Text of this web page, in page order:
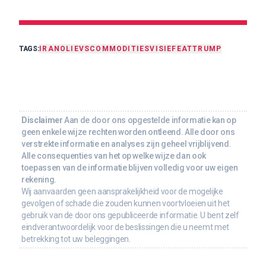
TAGS: IRAN OLIEVSCOMMODITIESVISIE FEATTRUMP
DisclaimerAan de door ons opgestelde informatie kan op
geen enkele wijze rechten worden ontleend. Alle door ons
verstrekte informatie en analyses zijn geheel vrijblijvend.
Alle consequenties van het op welke wijze dan ook
toepassen van de informatie blijven volledig voor uw eigen
rekening.
Wij aanvaarden geen aansprakelijkheid voor de mogelijke
gevolgen of schade die zouden kunnen voortvloeien uit het
gebruik van de door ons gepubliceerde informatie. U bent zelf
eindverantwoordelijk voor de beslissingen die u neemt met
betrekking tot uw beleggingen.